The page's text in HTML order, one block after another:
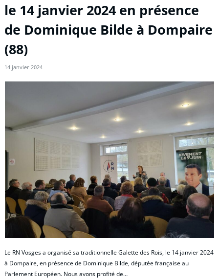
le 14 janvier 2024 en présence
de Dominique Bilde à Dompaire
(88)
14 janvier 2024
Le RN Vosges a organisé sa traditionnelle Galette des Rois, le 14 janvier 2024
à Dompaire, en présence de Dominique Bilde, députée française au
Parlement Européen. Nous avons profité de…